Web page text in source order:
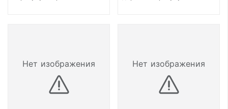
Нет изображения Нет изображения